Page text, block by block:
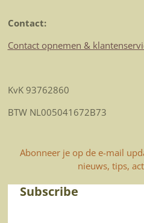
Contact:
Contact opnemen &
KvK 93762860
BTW NL005041672B73
Abonneer je op de e-mail
nieuws, tips,
Subscribe